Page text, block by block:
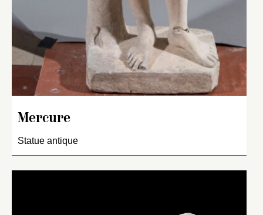
Mercure
Statue antique